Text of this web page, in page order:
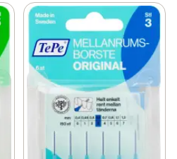
plack än endast
motverkar
och dålig andedräkt